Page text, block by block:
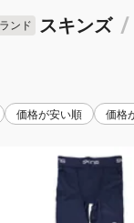
ンド スキンズ /
価格が安い順 価格